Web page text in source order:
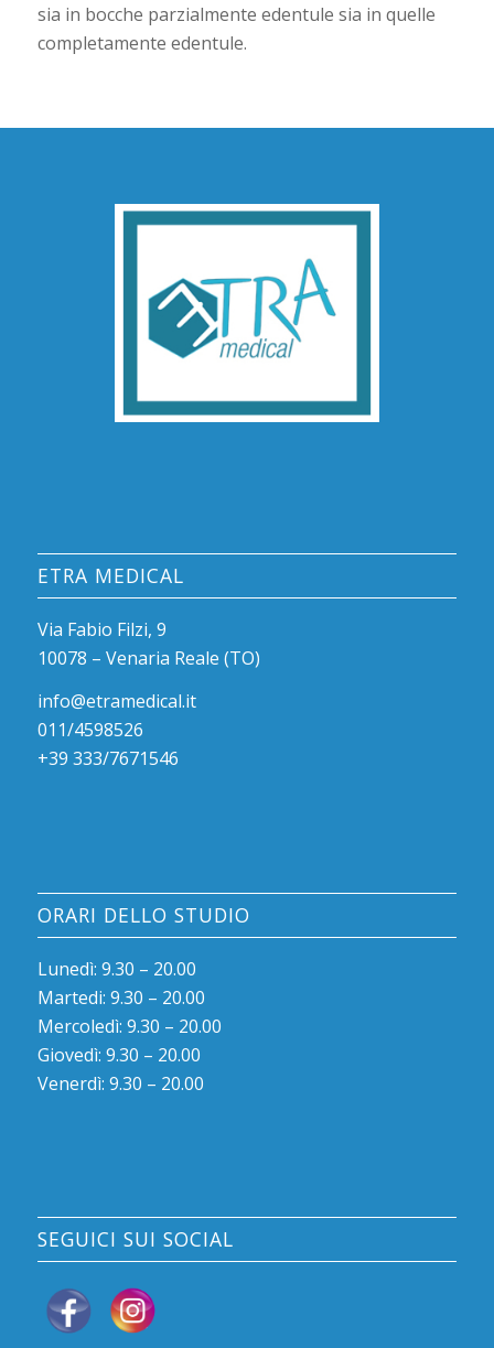
sia in bocche parzialmente edentule sia in quelle
completamente edentule.
ETRA MEDICAL
Via Fabio Filzi, 9
10078 – Venaria Reale (TO)
info@etramedical.it
011/4598526
+39 333/7671546
ORARI DELLO STUDIO
Lunedì: 9.30 – 20.00
Martedi: 9.30 – 20.00
Mercoledì: 9.30 – 20.00
Giovedì: 9.30 – 20.00
Venerdì: 9.30 – 20.00
SEGUICI SUI SOCIAL